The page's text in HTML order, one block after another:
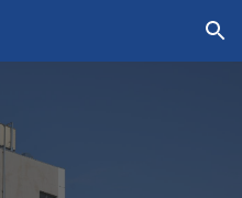
Skip to navigation